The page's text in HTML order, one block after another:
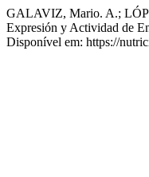
GALAVIZ, Mario. A.;
Expresión y Actividad de
Disponível em: https://